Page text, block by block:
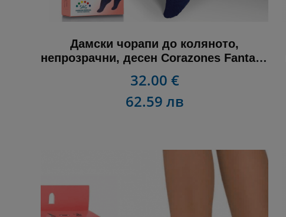
Дамски чорапи до коляното,
непрозрачни, десен Corazones Fantasy
32.00 €
62.59 лв